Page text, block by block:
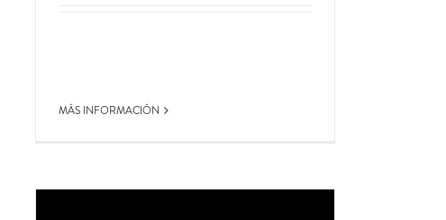
MÁS INFORMACIÓN